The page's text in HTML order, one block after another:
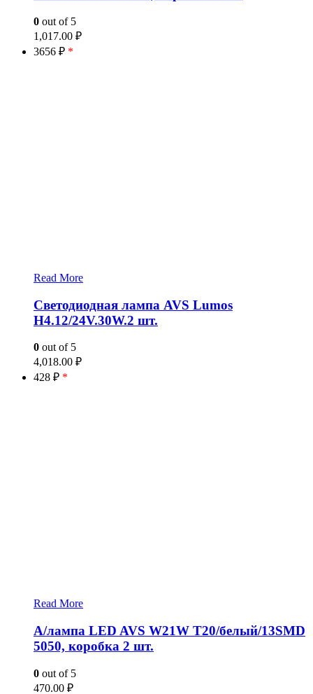
0 out of 5
1,017.00 ₽
3656 ₽ *
Read More
Светодиодная лампа AVS Lumos
H4.12/24V.30W.2 шт.
0 out of 5
4,018.00 ₽
428 ₽ *
Read More
А/лампа LED AVS W21W T20/белый/13SMD
5050, коробка 2 шт.
0 out of 5
470.00 ₽